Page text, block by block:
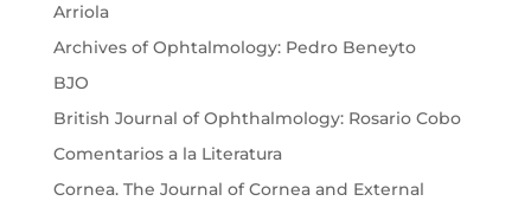
Arriola
Archives of Ophtalmology: Pedro Beneyto
BJO
British Journal of Ophthalmology: Rosario Cobo
Comentarios a la Literatura
Cornea. The Journal of Cornea and External